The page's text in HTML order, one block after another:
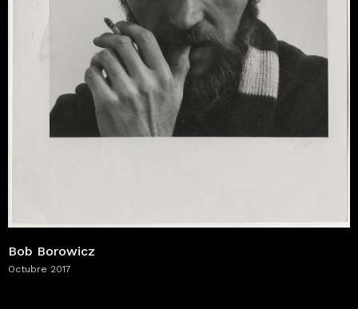
Bob Borowicz
Octubre 2017